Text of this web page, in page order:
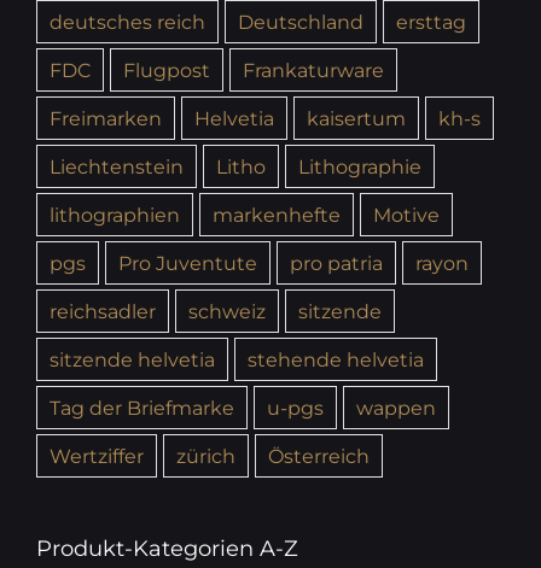
deutsches reich Deutschland
ersttag
FDC
Flugpost
Frankaturware
Freimarken
Helvetia kaisertum
kh-s
Liechtenstein
Litho
Lithographie
lithographien
markenhefte
Motive
pgs
Pro Juventute pro patria
rayon
reichsadler
schweiz
sitzende
sitzende helvetia
stehende helvetia
Tag der Briefmarke
u-pgs
wappen
Wertziffer
zürich Österreich
Produkt-Kategorien A-Z